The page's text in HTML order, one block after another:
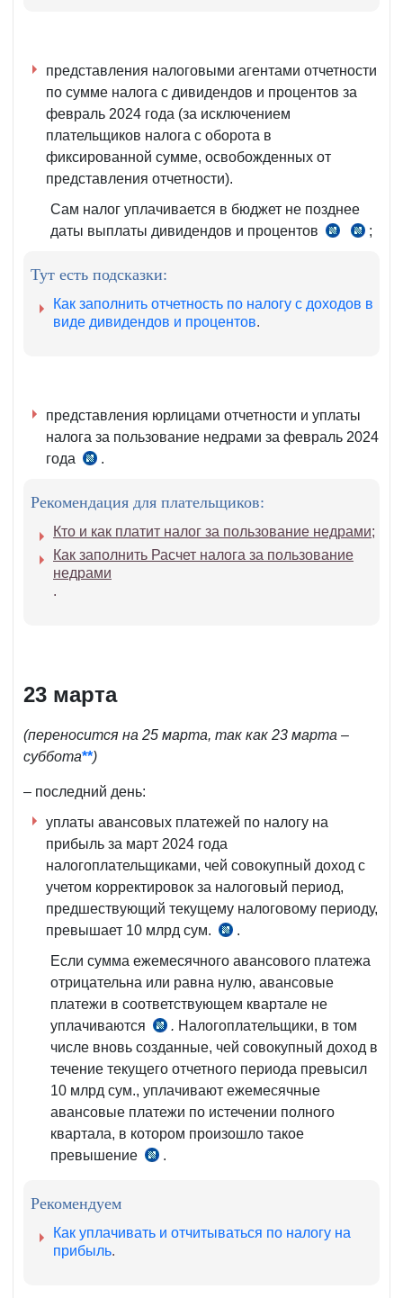
представления налоговыми агентами отчетности
по сумме налога с дивидендов и процентов за
февраль 2024 года (за исключением
плательщиков налога с оборота в
фиксированной сумме, освобожденных от
представления отчетности).
Сам налог уплачивается в бюджет не позднее
даты выплаты дивидендов и процентов
ч.
ст.
ч.
470-
;
Тут есть подсказки:
Как заполнить отчетность по налогу с доходов в
виде дивидендов и процентов.
представления юрлицами отчетности и уплаты
налога за пользование недрами за февраль 2024
года
ч.
4
ст.
НК
.
Рекомендация для плательщиков:
Кто и как платит налог за пользование недрами;
Как заполнить Расчет налога за пользование
недрами
.
23 марта
(переносится на 25 марта, так как 23 марта –
суббота**)
– последний день:
уплаты авансовых платежей по налогу на
прибыль за март 2024 года
налогоплательщиками, чей совокупный доход с
учетом корректировок за налоговый период,
предшествующий текущему налоговому периоду,
превышает 10 млрд сум.
ч.
2
ст.
340
НК
.
Если сумма ежемесячного авансового платежа
отрицательна или равна нулю, авансовые
платежи в соответствующем квартале не
уплачиваются
ч.
7
ст.
340
НК
. Налогоплательщики, в том
числе вновь созданные, чей совокупный доход в
течение текущего отчетного периода превысил
10 млрд сум., уплачивают ежемесячные
авансовые платежи по истечении полного
квартала, в котором произошло такое
превышение
ч..
Рекомендуем
Как уплачивать и отчитываться по налогу на
прибыль.